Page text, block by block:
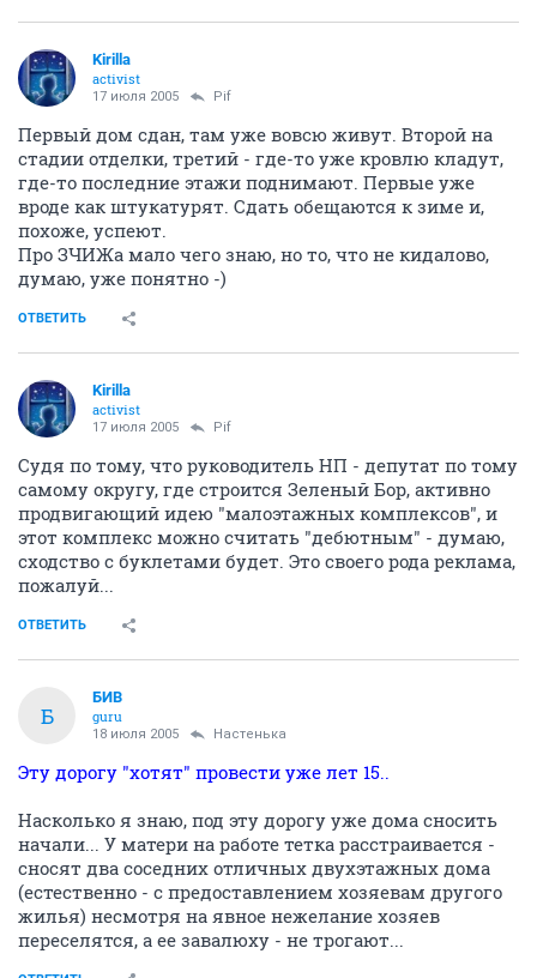
Kirilla
activist
17 июля 2005 Pif
Первый дом сдан, там уже вовсю живут. Второй на
стадии отделки, третий - где-то уже кровлю кладут,
где-то последние этажи поднимают. Первые уже
вроде как штукатурят. Сдать обещаются к зиме и,
похоже, успеют.
Про ЗЧИЖа мало чего знаю, но то, что не кидалово,
думаю, уже понятно -)
ОТВЕТИТЬ
Kirilla
activist
17 июля 2005 Pif
Судя по тому, что руководитель НП - депутат по тому
самому округу, где строится Зеленый Бор, активно
продвигающий идею "малоэтажных комплексов", и
этот комплекс можно считать "дебютным" - думаю,
сходство с буклетами будет. Это своего рода реклама,
пожалуй...
ОТВЕТИТЬ
Б
БИВ
guru
18 июля 2005 Настенька
Эту дорогу "хотят" провести уже лет 15..
Насколько я знаю, под эту дорогу уже дома сносить
начали... У матери на работе тетка расстраивается -
сносят два соседних отличных двухэтажных дома
(естественно - с предоставлением хозяевам другого
жилья) несмотря на явное нежелание хозяев
переселятся, а ее завалюху - не трогают...